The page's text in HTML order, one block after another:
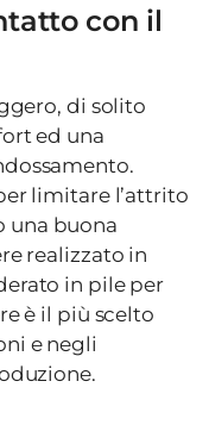
con il
di solito
ed una
limitare l’attrito
una buona
realizzato in
in pile per
è il più scelto
e negli